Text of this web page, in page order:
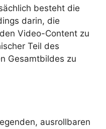
besteht die
darin, die
Video-Content zu
Teil des
Gesamtbildes zu
ausrollbaren